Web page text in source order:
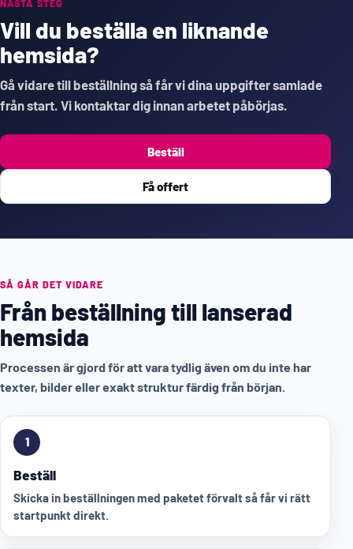
NÄSTA STEG
Vill du beställa en liknande
hemsida?
Gå vidare till beställning så får vi dina uppgifter samlade
från start. Vi kontaktar dig innan arbetet påbörjas.
Beställ
Få offert
SÅ GÅR DET VIDARE
Från beställning till lanserad
hemsida
Processen är gjord för att vara tydlig även om du inte har
texter, bilder eller exakt struktur färdig från början.
1
Beställ
Skicka in beställningen med paketet förvalt så får vi rätt
startpunkt direkt.